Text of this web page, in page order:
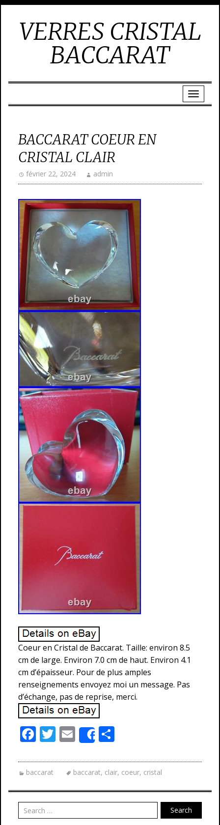
VERRES CRISTAL
BACCARAT
BACCARAT COEUR EN
CRISTAL CLAIR
février 22, 2024 admin
Coeur en Cristal de Baccarat. Taille: environ 8.5
cm de large. Environ 7.0 cm de haut. Environ 4.1
cm d’épaisseur. Pour de plus amples
renseignements envoyez moi un message. Pas
d’échange, pas de reprise, merci.
F
e
b
o
o
T
itt
er
E
m
ai
l
Share
ta
g
er
baccarat baccarat, clair, coeur, cristal
Search